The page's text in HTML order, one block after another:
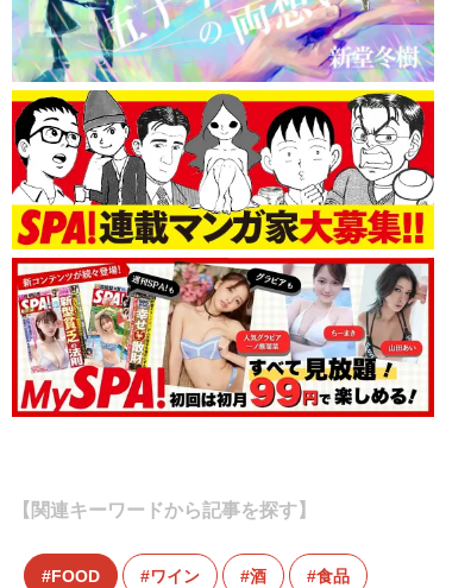
【関連キーワードから記事を探す】
FOOD ワイン 酒 食品